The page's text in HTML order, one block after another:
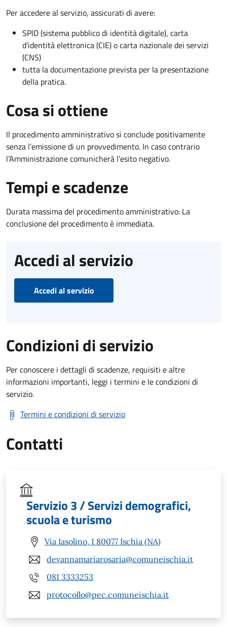
Per accedere al servizio, assicurati di avere:
SPID (sistema pubblico di identità digitale), carta
d’identità elettronica (CIE) o carta nazionale dei servizi
(CNS)
tutta la documentazione prevista per la presentazione
della pratica.
Cosa si ottiene
Il procedimento amministrativo si conclude positivamente
senza l’emissione di un provvedimento. In caso contrario
l’Amministrazione comunicherà l’esito negativo.
Tempi e scadenze
Durata massima del procedimento amministrativo: La
conclusione del procedimento è immediata.
Accedi al servizio
Accedi al servizio
Condizioni di servizio
Per conoscere i dettagli di scadenze, requisiti e altre
informazioni importanti, leggi i termini e le condizioni di
servizio.
Termini e condizioni di servizio
Contatti
Servizio 3 / Servizi demografici,
scuola e turismo
Via Iasolino, 1 80077 Ischia (NA)
devannamariarosaria@comuneischia.it
081 3333253
protocollo@pec.comuneischia.it